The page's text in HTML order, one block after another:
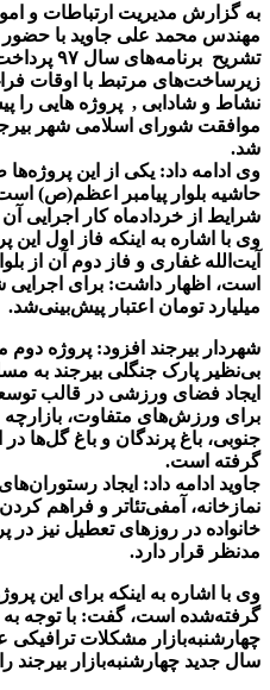
به گزارش مدیریت ارتباطات و
مهندس محمد علی جاوید با حضور
تشریح برنامه‌های سال ۹۷
زیرساخت‌های مرتبط با اوقات
نشاط و شادابی , پروژه هایی را
موافقت شورای اسلامی شهر
شد.
وی ادامه داد: یکی از این
حاشیه بلوار پیامبر اعظم(ص)
شرایط از خردادماه کار اجرایی آن
وی با اشاره به اینکه فاز اول این
آیت‌الله غفاری و فاز دوم آن از
است، اظهار داشت: برای
میلیارد تومان اعتبار پیش‌بینی‌شد.
شهردار بیرجند افزود: پروژه
بی‌نظیر پارک جنگلی بیرجند به
ایجاد فضای ورزشی در قالب
برای ورزش‌های متفاوت،
جنوبی، باغ پرندگان و باغ گل‌ها
گرفته است.
جاوید ادامه داد: ایجاد
نمازخانه، آمفی‌تئاتر و فراهم
خانواده در روزهای تعطیل نیز در
مدنظر قرار دارد.
وی با اشاره به اینکه برای این
گرفته‌شده است، گفت: با توجه به
چهارشنبه‌بازار مشکلات ترافیکی
سال جدید چهارشنبه‌بازار بیرجند